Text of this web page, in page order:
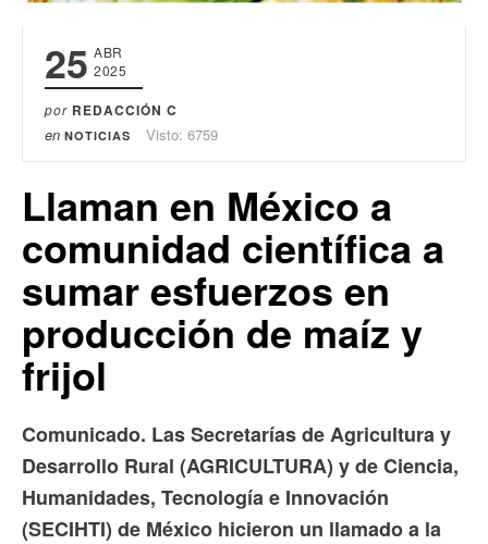
25 ABR
2025
por REDACCIÓN C
en NOTICIAS Visto: 6759
Llaman en México a
comunidad científica a
sumar esfuerzos en
producción de maíz y
frijol
Comunicado. Las Secretarías de Agricultura y
Desarrollo Rural (AGRICULTURA) y de Ciencia,
Humanidades, Tecnología e Innovación
(SECIHTI) de México hicieron un llamado a la